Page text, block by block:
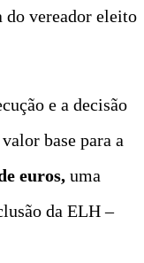
do vereador eleito
e a decisão
base para a
euros, uma
da ELH –